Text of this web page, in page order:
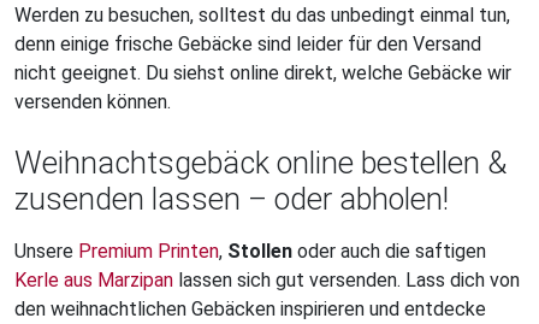
Werden zu besuchen, solltest du das unbedingt einmal tun,
denn einige frische Gebäcke sind leider für den Versand
nicht geeignet. Du siehst online direkt, welche Gebäcke wir
versenden können.
Weihnachtsgebäck online bestellen &
zusenden lassen – oder abholen!
Unsere Premium Printen, Stollen oder auch die saftigen
Kerle aus Marzipan lassen sich gut versenden. Lass dich von
den weihnachtlichen Gebäcken inspirieren und entdecke